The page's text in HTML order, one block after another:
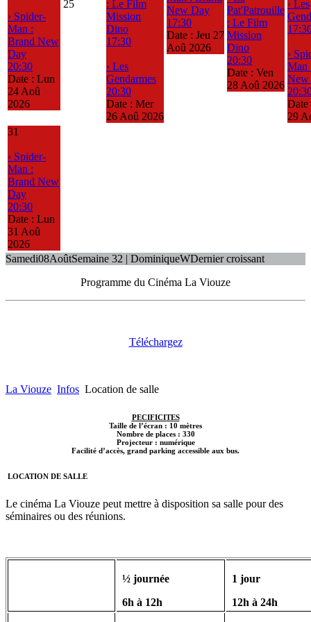
› Spider-
Man :
Brand New
Day
20:30
Date : Lun
24 Aoû
2026
25
: Le Film
Mission
Dino
17:30
› Les
Gendarmes
20:30
Date : Mer
26 Aoû 2026
New Day
17:30
Date : Jeu 27
Aoû 2026
Pat'Patrouille
: Le Film
Mission
Dino
20:30
Date : Ven
28 Aoû 2026
› Les
›
Man
New
29
31
› Spider-
Man :
Brand New
Day
20:30
Date : Lun
31 Aoû
2026
Samedi08AoûtSemaine 32 | DominiqueWDernier croissant
Programme du Cinéma La Viouze
Téléchargez
La Viouze Infos Location de salle
PECIFICITES
Taille de l’écran : 10 mètres
Nombre de places : 330
Projecteur : numérique
Facilité d’accès, grand parking accessible aux bus.
LOCATION DE SALLE
Le cinéma La Viouze peut mettre à disposition sa salle pour des
séminaires ou des réunions.
½ journée
6h à 12h
1 jour
12h à 24h